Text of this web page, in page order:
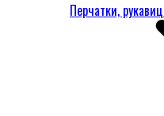
Перчатки,